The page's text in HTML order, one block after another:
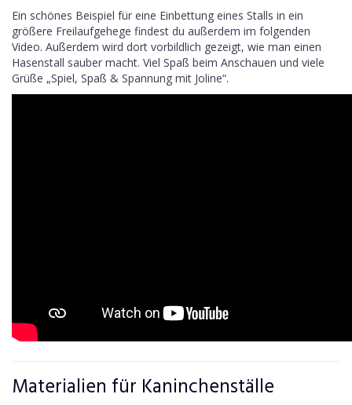
Ein schönes Beispiel für eine Einbettung eines Stalls in ein
größere Freilaufgehege findest du außerdem im folgenden
Video. Außerdem wird dort vorbildlich gezeigt, wie man einen
Hasenstall sauber macht. Viel Spaß beim Anschauen und viele
Grüße „Spiel, Spaß & Spannung mit Joline“.
Materialien für Kaninchenställe